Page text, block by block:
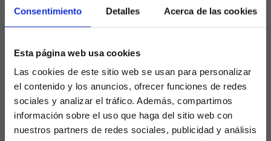
Consentimiento Detalles Acerca de las cookies
Esta página web usa cookies
Las cookies de este sitio web se usan para personalizar
el contenido y los anuncios, ofrecer funciones de redes
sociales y analizar el tráfico. Además, compartimos
información sobre el uso que haga del sitio web con
nuestros partners de redes sociales, publicidad y análisis
partidos de la temporada 2023/24 y es que el Juez
parking del Bernabéu el pasado 8 de abril, ha
En las próximas horas se conocerá si Competición
ratifica dicha propuesta, aunque el Real Madrid
recurrirá. De seguir todo adelante, Ancelotti no